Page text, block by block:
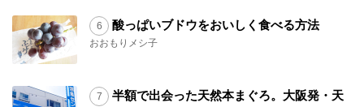
酸っぱいブドウをおいしく食べる方法
おおもりメシ子
半額で出会った天然本まぐろ。大阪発・天